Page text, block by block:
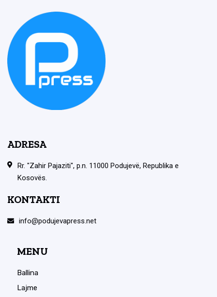
ADRESA
Rr. "Zahir Pajaziti", p.n. 11000 Podujevë, Republika e
Kosovës.
KONTAKTI
info@podujevapress.net
MENU
Ballina
Lajme